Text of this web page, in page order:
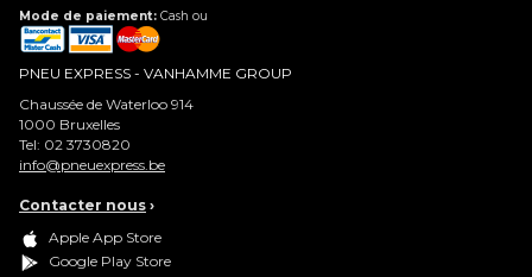
Mode de paiement: Cash ou
PNEU EXPRESS - VANHAMME GROUP
Chaussée de Waterloo 914
1000 Bruxelles
Tel: 02 3730820
info@pneuexpress.be
Contacter nous ›
Apple App Store
Google Play Store